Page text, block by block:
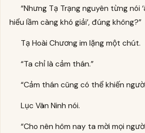
“Nhưng Tạ Trạng nguyên từng nói
hiểu lầm càng khó giải’, đúng không?”
Tạ Hoài Chương im lặng một chút.
“Ta chỉ là cảm thán.”
“Cảm thán cũng có thể khiến
Lục Vân Ninh nói.
“Cho nên hôm nay ta mời mọi